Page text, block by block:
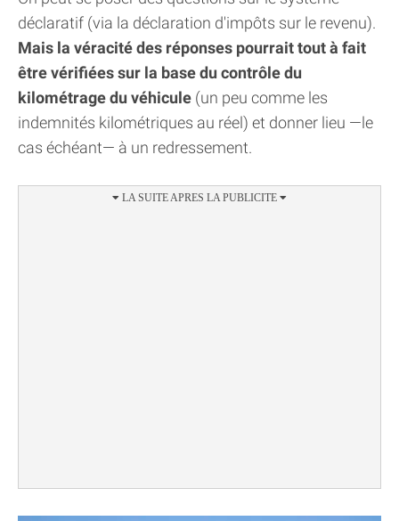
déclaratif (via la déclaration d'impôts sur le revenu).
Mais la véracité des réponses pourrait tout à fait
être vérifiées sur la base du contrôle du
kilométrage du véhicule (un peu comme les
indemnités kilométriques au réel) et donner lieu —le
cas échéant— à un redressement.